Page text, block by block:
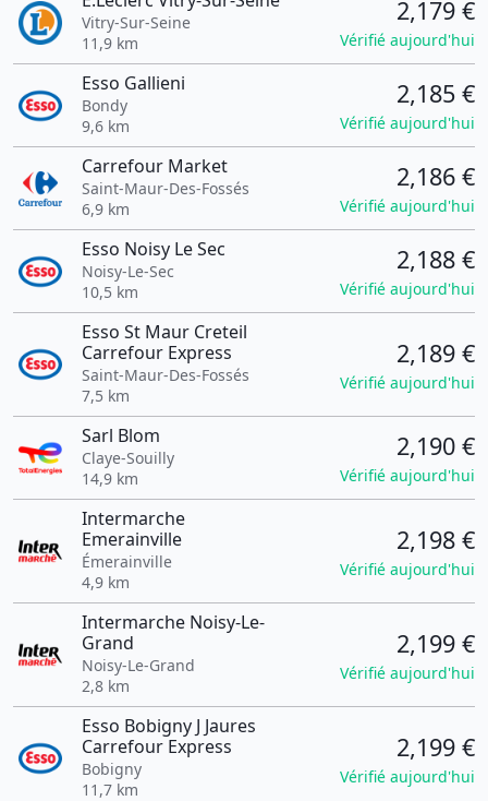
Vitry-Sur-Seine
11,9 km
2,179 €
Vérifié aujourd'hui
Esso Gallieni
Bondy
9,6 km
2,185 €
Vérifié aujourd'hui
Carrefour Market
Saint-Maur-Des-Fossés
6,9 km
2,186 €
Vérifié aujourd'hui
Esso Noisy Le Sec
Noisy-Le-Sec
10,5 km
2,188 €
Vérifié aujourd'hui
Esso St Maur Creteil
Carrefour Express
Saint-Maur-Des-Fossés
7,5 km
2,189 €
Vérifié aujourd'hui
Sarl Blom
Claye-Souilly
14,9 km
2,190 €
Vérifié aujourd'hui
Intermarche
Emerainville
Émerainville
4,9 km
2,198 €
Vérifié aujourd'hui
Intermarche Noisy-Le-
Grand
Noisy-Le-Grand
2,8 km
2,199 €
Vérifié aujourd'hui
Esso Bobigny J Jaures
Carrefour Express
Bobigny
11,7 km
2,199 €
Vérifié aujourd'hui